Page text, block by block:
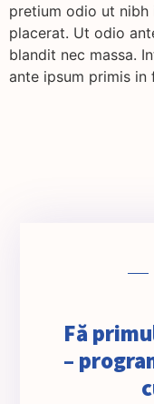
pretium odio ut
placerat. Ut odio
blandit nec massa.
ante ipsum primis in
Fă
–